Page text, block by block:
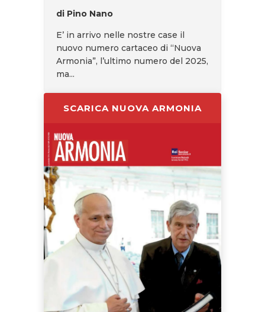
di Pino Nano
E’ in arrivo nelle nostre case il
nuovo numero cartaceo di “Nuova
Armonia”, l’ultimo numero del 2025,
ma...
SCARICA NUOVA ARMONIA